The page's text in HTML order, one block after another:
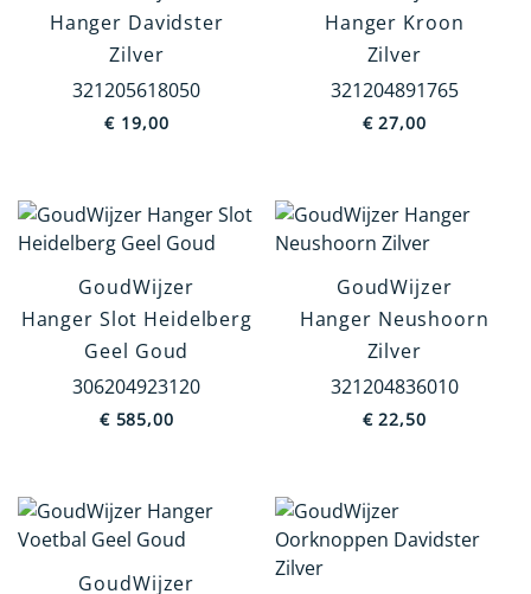
Hanger Davidster
Zilver
321205618050
€ 19,00
Hanger Kroon
Zilver
321204891765
€27,00
GoudWijzer
Hanger Slot Heidelberg
Geel Goud
306204923120
€585,00
GoudWijzer
Hanger Neushoorn
Zilver
321204836010
€22,50
GoudWijzer